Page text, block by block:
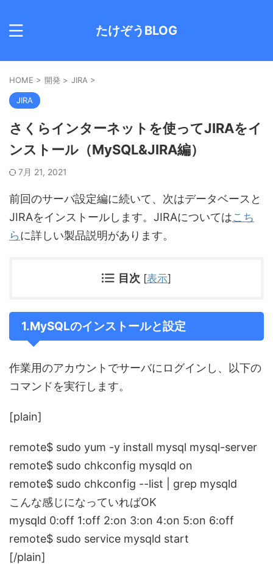
たけぞうBLOG
HOME > 開発 > JIRA >
JIRA
さくらインターネットを使ってJIRAをイ
ンストール（MySQL&JIRA編）
7月 21, 2021
前回のサーバ設定編に続いて、次はデータベースと
JIRAをインストールします。JIRAについてはこち
らに詳しい製品説明があります。
目次 [表示]
1.MySQLのインストールと設定
作業用のアカウントでサーバにログインし、以下の
コマンドを実行します。
[plain]
remote$ sudo yum -y install mysql mysql-server
remote$ sudo chkconfig mysqld on
remote$ sudo chkconfig --list | grep mysqld
こんな感じになっていればOK
mysqld 0:off 1:off 2:on 3:on 4:on 5:on 6:off
remote$ sudo service mysqld start
[/plain]